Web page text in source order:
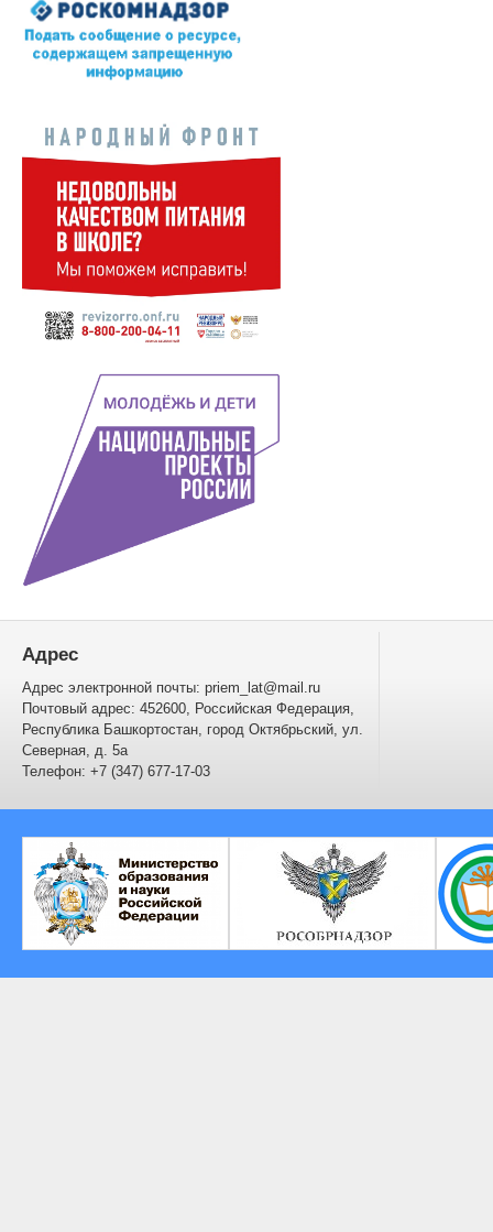
Адрес
Адрес электронной почты: priem_lat@mail.ru
Почтовый адрес: 452600, Российская Федерация,
Республика Башкортостан, город Октябрьский, ул.
Северная, д. 5а
Телефон: +7 (347) 677-17-03